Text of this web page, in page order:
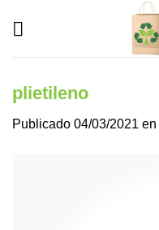
plietileno
Publicado 04/03/2021 en